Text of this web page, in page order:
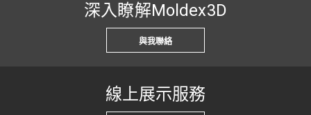
深入瞭解Moldex3D
與我聯絡
線上展示服務